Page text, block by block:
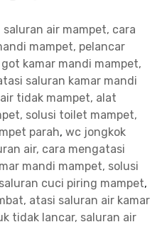
air mampet, cara
mampet, pelancar
kamar mandi mampet,
saluran kamar mandi
tidak mampet, alat
solusi toilet mampet,
parah, wc jongkok
air, cara mengatasi
mandi mampet, solusi
cuci piring mampet,
atasi saluran air kamar
tidak lancar, saluran air